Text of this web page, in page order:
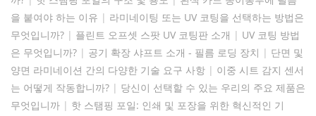
을 붙여야 하는 이유 | 라미네이팅 또는 UV 코팅을 선택하는 방법은
무엇입니까? | 플린트 오프셋 스팟 UV 코팅판 소개 | UV 코팅 방법
은 무엇입니까? | 공기 확장 샤프트 소개 - 필름 로딩 장치 | 단면 및
양면 라미네이션 간의 다양한 기술 요구 사항 | 이중 시트 감지 센서
는 어떻게 작동합니까? | 당신이 선택할 수 있는 우리의 주요 제품은
무엇입니까 | 핫 스탬핑 포일: 인쇄 및 포장을 위한 혁신적인 기